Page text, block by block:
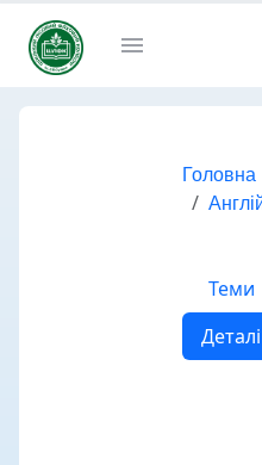
Головна
Теми
Деталі